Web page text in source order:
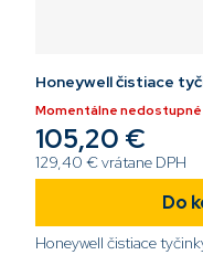
Honeywell čistiace
Momentálne nedostupné
129,40 € vrátane DPH
105,20 €
Do
Honeywell čistiace